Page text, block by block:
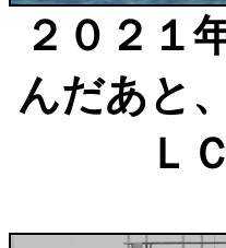
２０２１
んだあと
Ｌ